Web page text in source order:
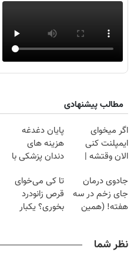
مطالب پیشنهادی
اگر میخوای
ایمپلنت کنی
الان وقتشه |
میلیون تومان!!!
پایان دغدغه
هزینه های
دندان پزشکی با
خانگی
جادوی درمان
جای زخم در سه
هفته! (همین
تا کی می‌خوای
قرص زانودرد
بخوری؟ یکبار
نظر شما